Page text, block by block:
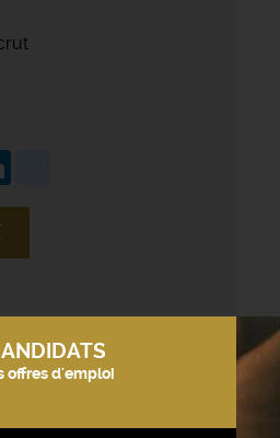
offres d'emploi